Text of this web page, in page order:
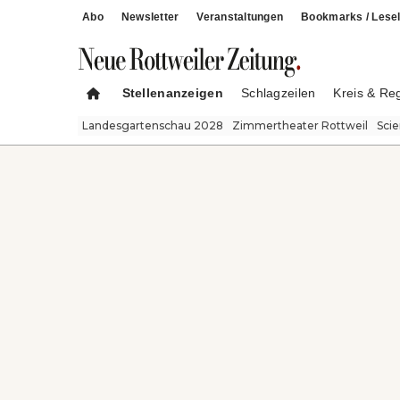
Abo Newsletter Veranstaltungen Bookmarks /
Stellenanzeigen Schlagzeilen Kreis &
Landesgartenschau 2028 Zimmertheater Rottweil